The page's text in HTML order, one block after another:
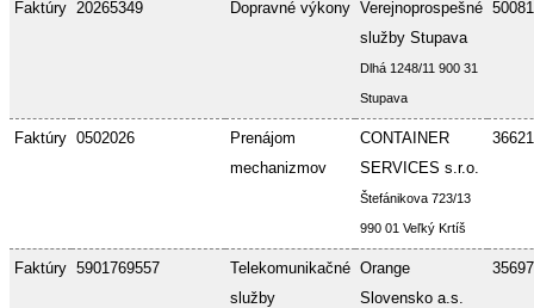
Faktúry 20265349 Dopravné výkony Verejnoprospešné
služby Stupava
Dlhá 1248/11 900 31
Stupava
Faktúry 0502026
Prenájom
mechanizmov
CONTAINER
SERVICES s.r.o.
Štefánikova 723/13
990 01 Veľký Krtíš
Faktúry 5901769557
Telekomunikačné
služby
Orange
Slovensko a.s.